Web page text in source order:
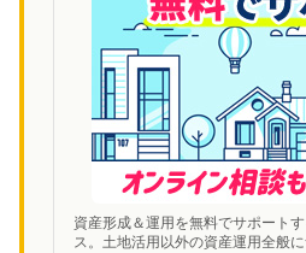
資産形成＆運用を無料でサポート
ス。土地活用以外の資産運用全般